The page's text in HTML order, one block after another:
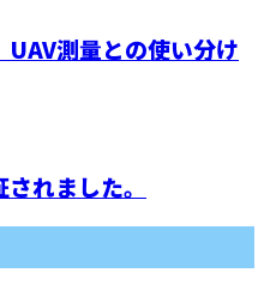
測量との使い分け
れました。